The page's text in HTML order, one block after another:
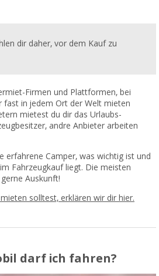
dir daher, vor dem Kauf zu
Firmen und Plattformen, bei
fast in jedem Ort der Welt mieten
mietest du dir das Urlaubs-
andre Anbieter arbeiten
erfahrene Camper, was wichtig ist und
Fahrzeugkauf liegt. Die meisten
Auskunft!
solltest, erklären wir dir hier.
darf ich fahren?